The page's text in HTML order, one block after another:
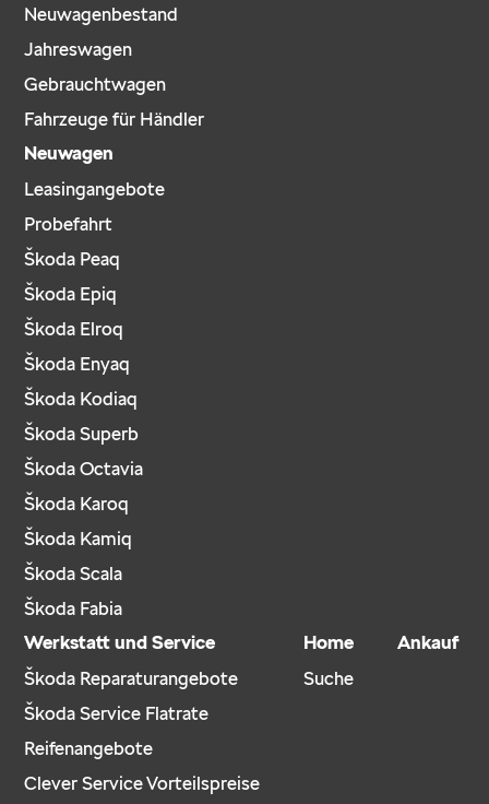
Neuwagenbestand
Jahreswagen
Gebrauchtwagen
Fahrzeuge für Händler
Neuwagen
Leasingangebote
Probefahrt
Škoda Peaq
Škoda Epiq
Škoda Elroq
Škoda Enyaq
Škoda Kodiaq
Škoda Superb
Škoda Octavia
Škoda Karoq
Škoda Kamiq
Škoda Scala
Škoda Fabia
Werkstatt und Service
Škoda Reparaturangebote
Škoda Service Flatrate
Reifenangebote
Clever Service Vorteilspreise
Home
Suche
Ankauf